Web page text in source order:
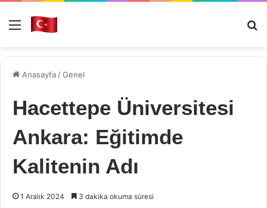
Menü
Anasayfa /Genel
Hacettepe Üniversitesi
Ankara: Eğitimde
Kalitenin Adı
1 Aralık 2024 3 dakika okuma süresi